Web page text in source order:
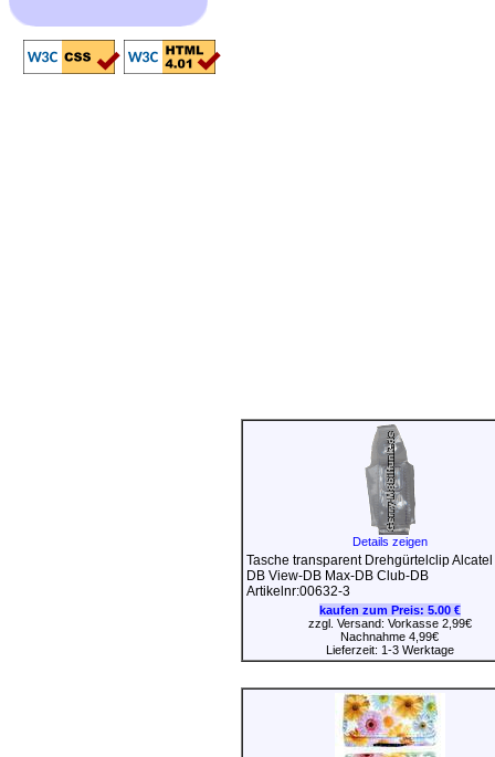
Details zeigen
Tasche transparent Drehgürtelclip
DB View-DB Max-DB Club-DB
Artikelnr:00632-3
kaufen zum Preis: 5.00 €
zzgl. Versand: Vorkasse 2,99€
Nachnahme 4,99€
Lieferzeit: 1-3 Werktage